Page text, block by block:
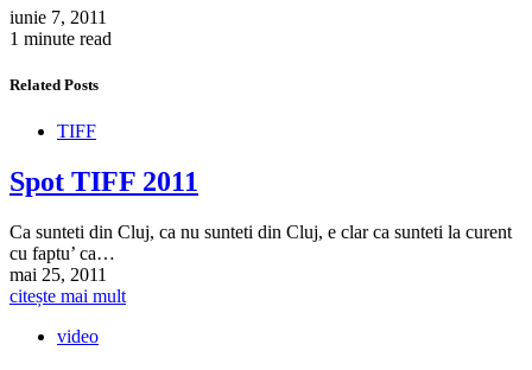
iunie 7, 2011
1 minute read
Related Posts
TIFF
Spot TIFF 2011
Ca sunteti din Cluj, ca nu sunteti din Cluj, e clar ca sunteti la curent
cu faptu’ ca…
mai 25, 2011
citește mai mult
video